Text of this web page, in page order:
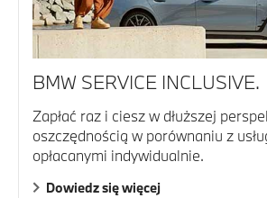
BMW SERVICE INCLUSIVE.
Zapłać raz i ciesz w dłuższej
oszczędnością w porównaniu z
opłacanymi indywidualnie.
Dowiedz się więcej